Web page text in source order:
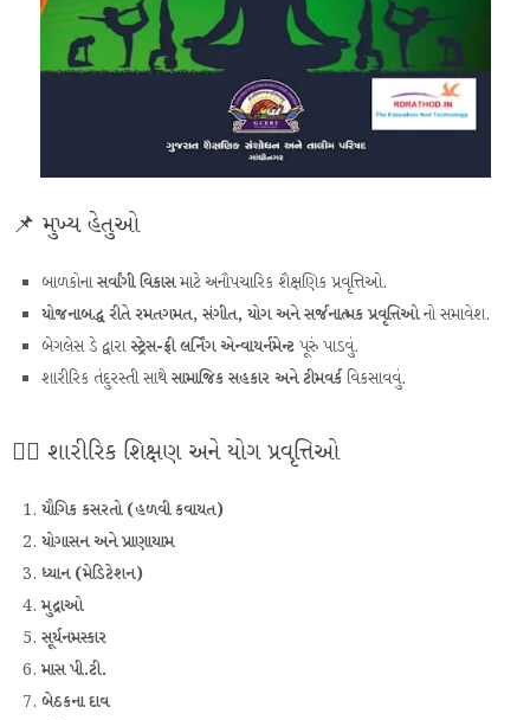
📌 મુખ્ય હેતુઓ
બાળકોનાસર્વાંગી વિકાસમાટે અનૌપચારિક શૈક્ષણિક પ્રવૃત્તિઓ.
યોજનાબદ્ધ રીતે રમતગમત, સંગીત, યોગ અને સર્જનાત્મક પ્રવૃત્તિઓનો સમાવેશ.
બેગલેસ ડે દ્વારાસ્ટ્રેસ-ફ્રી લર્નિંગ એન્વાયર્નમેન્ટ પૂરું પાડવું.
શારીરિક તંદુરસ્તી સાથેસામાજિક સહકાર અને ટીમવર્કવિકસાવવું.
🧘‍♂️ શારીરિક શિક્ષણ અને યોગ પ્રવૃત્તિઓ
યૌગિક કસરતો (હળવી કવાયત)
યોગાસન અને પ્રાણાયામ
ધ્યાન (મેડિટેશન)
મુદ્રાઓ
સૂર્યનમસ્કાર
માસ પી.ટી.
બેઠકના દાવ